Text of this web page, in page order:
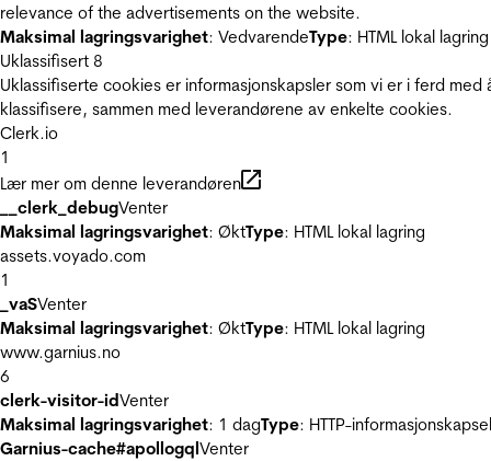
relevance of the advertisements on the website.
Maksimal lagringsvarighet: VedvarendeType: HTML lokal lagring
Uklassifisert 8
Uklassifiserte cookies er informasjonskapsler som vi er i ferd med
klassifisere, sammen med leverandørene av enkelte cookies.
Clerk.io
1
Lær mer om denne leverandøren
__clerk_debugVenter
Maksimal lagringsvarighet: ØktType: HTML lokal lagring
assets.voyado.com
1
_vaSVenter
Maksimal lagringsvarighet: ØktType: HTML lokal lagring
www.garnius.no
6
clerk-visitor-idVenter
Maksimal lagringsvarighet: 1 dagType: HTTP-informasjonskapsel
Garnius-cache#apollogqlVenter